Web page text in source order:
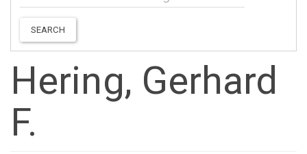
SEARCH
Hering, Gerhard
F.